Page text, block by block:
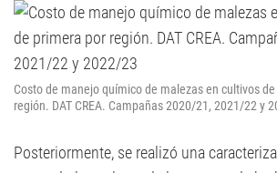
Costo de manejo químico de malezas en cultivos
región. DAT CREA. Campañas 2020/21, 2021/22 y
Posteriormente, se realizó una